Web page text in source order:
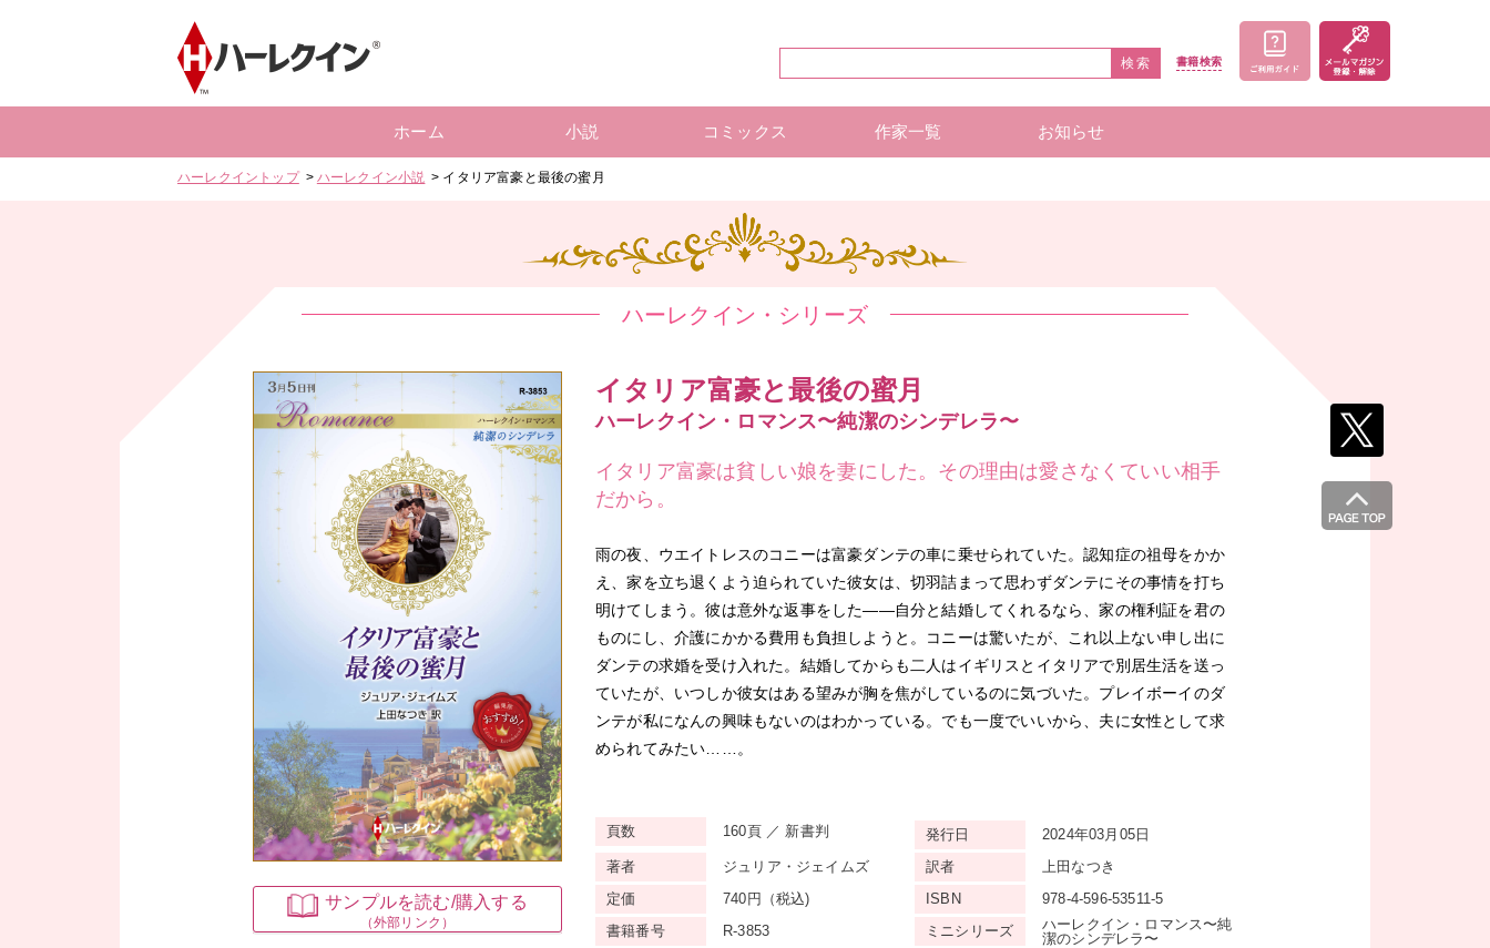
検索 書籍検索
ホーム 小説 コミックス 作家一覧 お知らせ
ハーレクイントップ ハーレクイン小説 イタリア富豪と最後の蜜月
ハーレクイン・シリーズ
サンプルを読む/購入する
（外部リンク）
イタリア富豪と最後の蜜月
ハーレクイン・ロマンス〜純潔のシンデレラ〜
イタリア富豪は貧しい娘を妻にした。その理由は愛さなくていい相手
だから。
雨の夜、ウエイトレスのコニーは富豪ダンテの車に乗せられていた。認知症の祖母をかか
え、家を立ち退くよう迫られていた彼女は、切羽詰まって思わずダンテにその事情を打ち
明けてしまう。彼は意外な返事をした——自分と結婚してくれるなら、家の権利証を君の
ものにし、介護にかかる費用も負担しようと。コニーは驚いたが、これ以上ない申し出に
ダンテの求婚を受け入れた。結婚してからも二人はイギリスとイタリアで別居生活を送っ
ていたが、いつしか彼女はある望みが胸を焦がしているのに気づいた。プレイボーイのダ
ンテが私になんの興味もないのはわかっている。でも一度でいいから、夫に女性として求
められてみたい……。
頁数 160頁 ／ 新書判 発行日
2024年03月05日
著者
ジュリア・ジェイムズ 訳者
上田なつき
定価
740円（税込) ISBN
978-4-596-53511-5
書籍番号
R-3853 ミニシリーズ
ハーレクイン・ロマンス〜純
潔のシンデレラ〜